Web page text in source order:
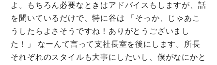
よ。もちろん必要なときはアドバイスもしますが、話
を聞いているだけで、特に谷は 「そっか、じゃあこ
うしたらよさそうですね！ありがとうございまし
た！」 なーんて言って支社長室を後にします。所長
それぞれのスタイルも大事にしたいし、僕がなにかと